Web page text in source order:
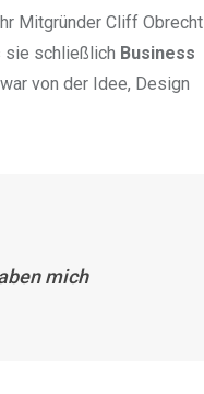
Mitgründer Cliff Obrecht
sie schließlich Business
von der Idee, Design
mich